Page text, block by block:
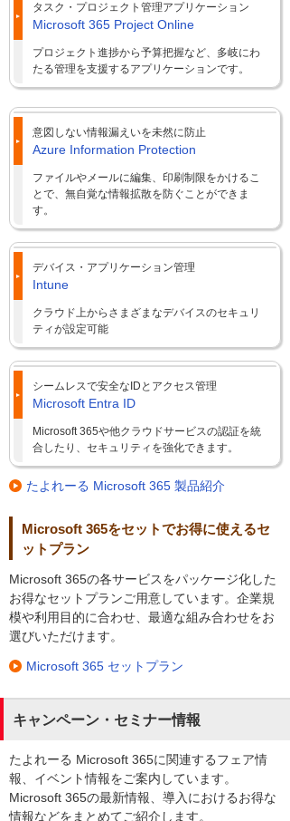
タスク・プロジェクト管理アプリケーション
Microsoft 365 Project Online
プロジェクト進捗から予算把握など、多岐にわ
たる管理を支援するアプリケーションです。
意図しない情報漏えいを未然に防止
Azure Information Protection
ファイルやメールに編集、印刷制限をかけるこ
とで、無自覚な情報拡散を防ぐことができま
す。
デバイス・アプリケーション管理
Intune
クラウド上からさまざまなデバイスのセキュリ
ティが設定可能
シームレスで安全なIDとアクセス管理
Microsoft Entra ID
Microsoft 365や他クラウドサービスの認証を統
合したり、セキュリティを強化できます。
たよれーる Microsoft 365 製品紹介
Microsoft 365をセットでお得に使えるセ
ットプラン
Microsoft 365の各サービスをパッケージ化した
お得なセットプランご用意しています。企業規
模や利用目的に合わせ、最適な組み合わせをお
選びいただけます。
Microsoft 365 セットプラン
キャンペーン・セミナー情報
たよれーる Microsoft 365に関連するフェア情
報、イベント情報をご案内しています。
Microsoft 365の最新情報、導入におけるお得な
情報などをまとめてご紹介します。